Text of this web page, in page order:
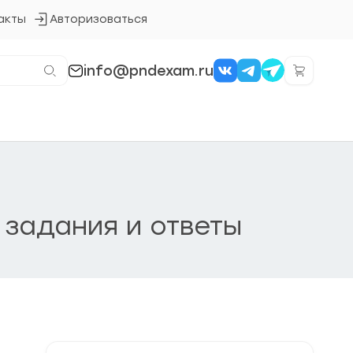
Авторизоваться
Кнопка
info@pndexam.ru
и ответы